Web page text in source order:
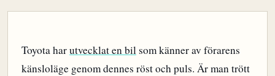
Toyota harutvecklat en bil som känner av förarens
känsloläge genom dennes röst och puls. Är man trött